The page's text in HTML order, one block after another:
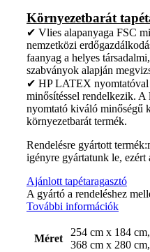
Környezetbarát
✔ Vlies alapanyaga FSC
nemzetközi
faanyag a helyes
szabványok alapján
✔ HP LATEX
minősítéssel rendelkezik.
nyomtató kiváló minőségű
környezetbarát termék.
Rendelésre gyártott
igényre gyártatunk le, ezért
Ajánlott tapétaragasztó
A gyártó a rendeléshez
További információk
Méret
254 cm x 184
368 cm x 280